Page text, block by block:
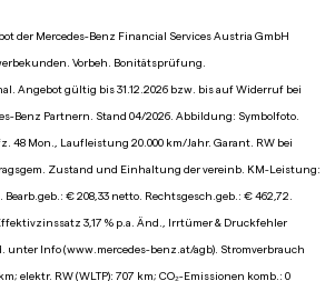
der Mercedes-Benz Financial Services Austria GmbH
Vorbeh. Bonitätsprüfung.
Angebot gültig bis 31.12.2026 bzw. bis auf Widerruf bei
Benz Partnern. Stand 04/2026. Abbildung: Symbolfoto.
48 Mon., Laufleistung 20.000 km/Jahr. Garant. RW bei
Zustand und Einhaltung der vereinb. KM-Leistung:
€ 208,33 netto. Rechtsgesch.geb.: € 462,72.
3,17 % p.a. Änd., Irrtümer & Druckfehler
unter Info (www.mercedes-benz.at/agb). Stromverbrauch
elektr. RW (WLTP): 707 km; CO₂-Emissionen komb.: 0